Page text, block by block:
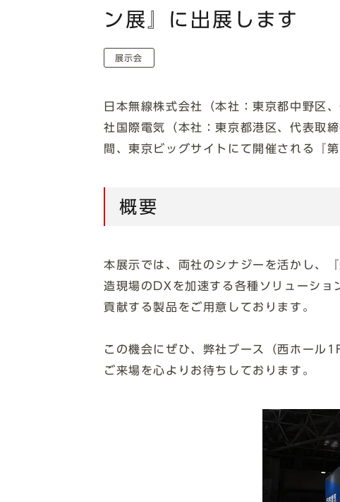
ン展』に出展します
展示会
日本無線株式会社（本社：東京都中野区
社国際電気（本社：東京都港区、代表取
間、東京ビッグサイトにて開催される『
概要
本展示では、両社のシナジーを活かし、
造現場のDXを加速する各種ソリューショ
貢献する製品をご用意しております。
この機会にぜひ、弊社ブース（⻄ホール
ご来場を心よりお待ちしております。